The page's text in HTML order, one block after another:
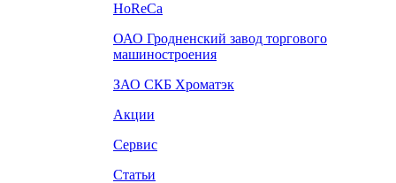
HoReCa
ОАО Гродненский завод торгового
машиностроения
ЗАО СКБ Хроматэк
Акции
Сервис
Статьи